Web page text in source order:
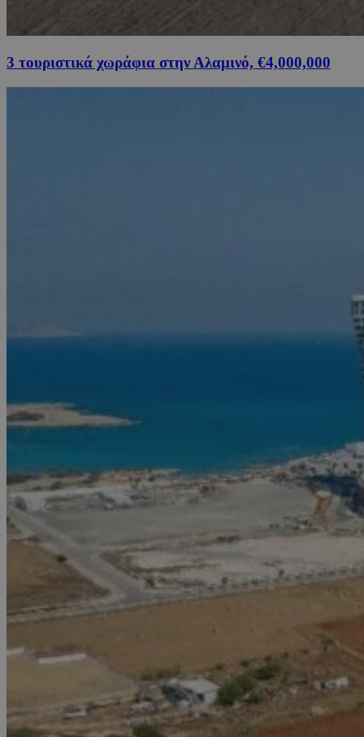
3 τουριστικά χωράφια στην Αλαμινό, €4,000,000